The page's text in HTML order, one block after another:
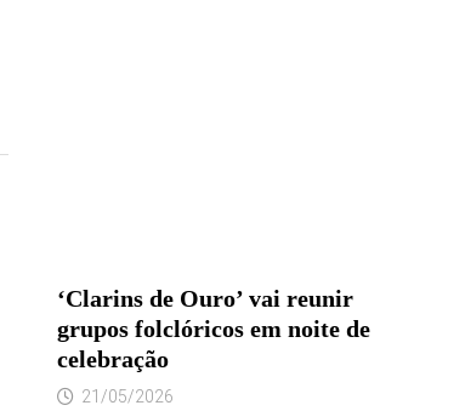
‘Clarins de Ouro’ vai reunir
grupos folclóricos em noite de
celebração
21/05/2026